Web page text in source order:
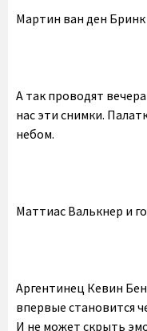
Мартин ван ден
А так проводят
нас эти снимки.
небом.
Маттиас Валькнер и
Аргентинец Кевин
впервые становится
И не может скрыть